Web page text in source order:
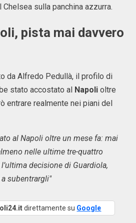
sulla panchina azzurra.
, pista mai davvero
da Alfredo Pedullà, il profilo di
stato accostato al Napoli oltre
entrare realmente nei piani del
al Napoli oltre un mese fa: mai
nelle ultime tre-quattro
decisione di Guardiola,
subentrargli"
direttamente su Google